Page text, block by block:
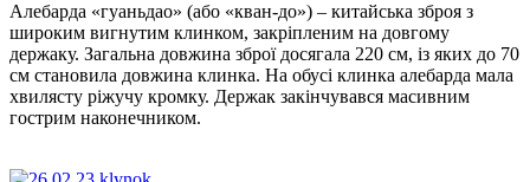
Алебарда «гуаньдао» (або «кван-до») – китайська зброя з
широким вигнутим клинком, закріпленим на довгому
держаку. Загальна довжина зброї досягала 220 см, із яких до 70
см становила довжина клинка. На обусі клинка алебарда мала
хвилясту ріжучу кромку. Держак закінчувався масивним
гострим наконечником.